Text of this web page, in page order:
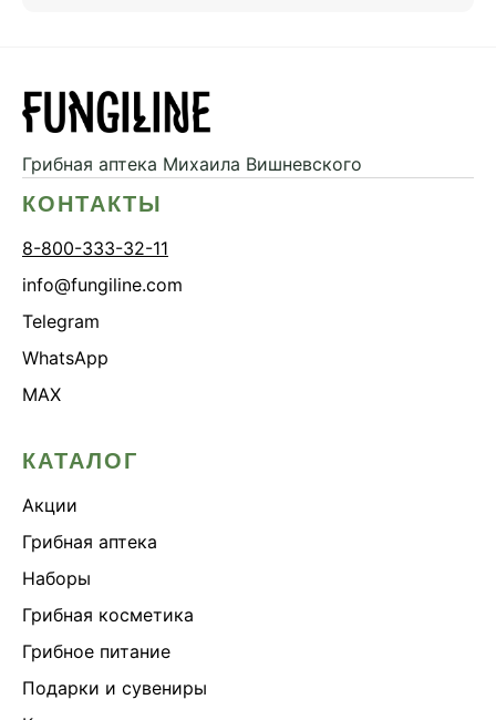
Грибная аптека Михаила Вишневского
КОНТАКТЫ
8-800-333-32-11
info@fungiline.com
Telegram
WhatsApp
MAX
КАТАЛОГ
Акции
Грибная аптека
Наборы
Грибная косметика
Грибное питание
Подарки и сувениры